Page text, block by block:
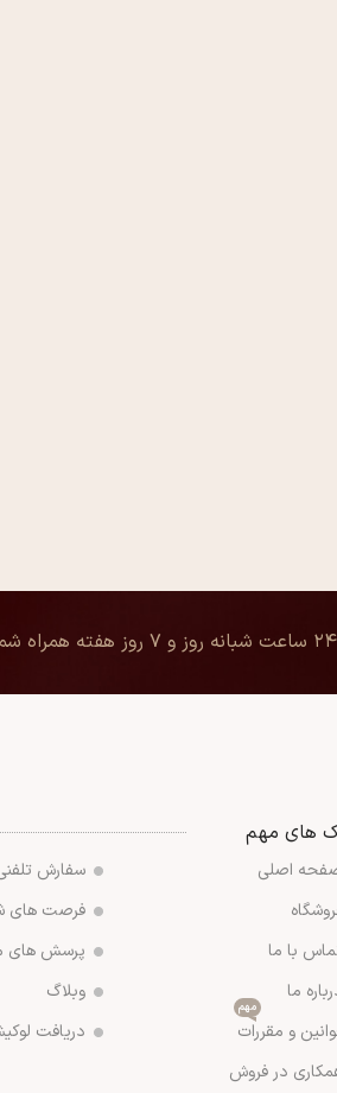
۲۴ ساعت شبانه روز و ۷ روز هفته همراه شماییم
های مهم
اصلی
با ما
ما
و مقررات
مهم
در فروش
سفارش
فرصت های
پرسش های
وبلاگ
دریافت